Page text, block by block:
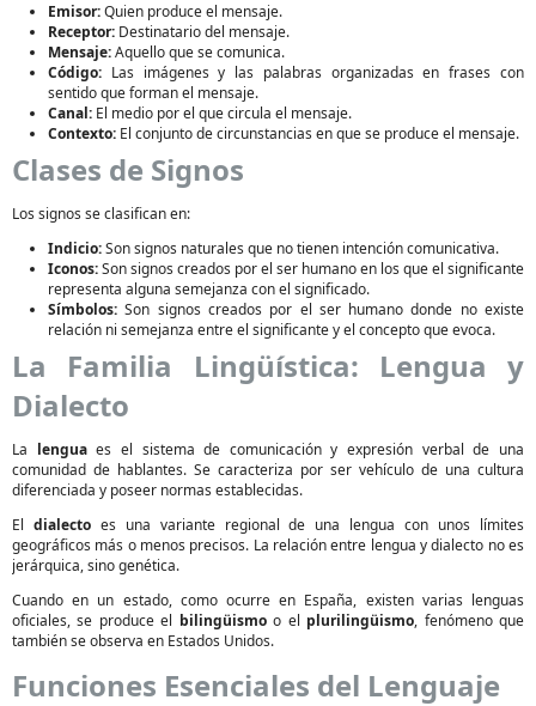
Emisor:Quien produce el mensaje.
Receptor: Destinatario del mensaje.
Mensaje:Aquello que se comunica.
Código: Las imágenes y las palabras organizadas en frases con
sentido que forman el mensaje.
Canal: El medio por el que circula el mensaje.
Contexto: El conjunto de circunstancias en que se produce el mensaje.
Clases de Signos
Los signos se clasifican en:
Indicio:Son signos naturales que no tienen intención comunicativa.
Iconos:Son signos creados por el ser humano en los que el significante
representa alguna semejanza con el significado.
Símbolos: Son signos creados por el ser humano donde no existe
relación ni semejanza entre el significante y el concepto que evoca.
La Familia Lingüística: Lengua y
Dialecto
La lenguaes el sistema de comunicación y expresión verbal de una
comunidad de hablantes. Se caracteriza por ser vehículo de una cultura
diferenciada y poseer normas establecidas.
El dialectoes una variante regional de una lengua con unos límites
geográficos más o menos precisos. La relación entre lengua y dialecto no es
jerárquica, sino genética.
Cuando en un estado, como ocurre en España, existen varias lenguas
oficiales, se produce el bilingüismoo el plurilingüismo, fenómeno que
también se observa en Estados Unidos.
Funciones Esenciales del Lenguaje